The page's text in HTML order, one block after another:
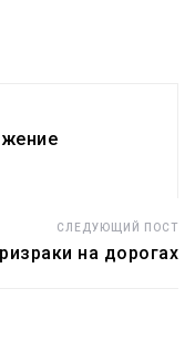
СЛЕДУЮЩИЙ ПОСТ
на дорогах